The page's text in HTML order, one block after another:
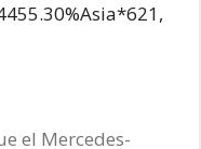
el Mercedes-